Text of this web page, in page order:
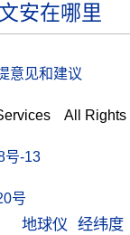
地球仪 经纬度
文安在哪里
见和建议
All Rights
号-13
号